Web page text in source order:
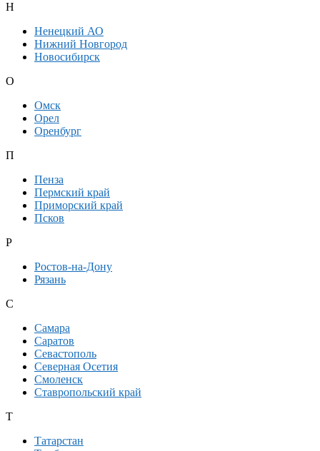
Н
Ненецкий АО
Нижний Новгород
Новосибирск
О
Омск
Орел
Оренбург
П
Пенза
Пермский край
Приморский край
Псков
Р
Ростов-на-Дону
Рязань
С
Самара
Саратов
Севастополь
Северная Осетия
Смоленск
Ставропольский край
Т
Татарстан